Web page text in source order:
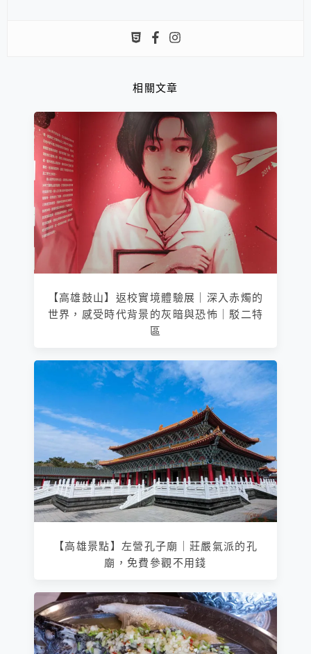
相關文章
【高雄鼓山】返校實境體驗展｜深入赤燭的
世界，感受時代背景的灰暗與恐怖｜駁二特
區
【高雄景點】左營孔子廟｜莊嚴氣派的孔
廟，免費參觀不用錢